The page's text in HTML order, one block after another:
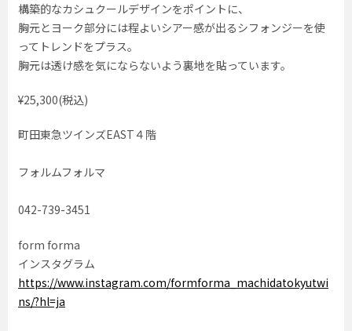
構築的なカシュクールデザインをポイントに、
胸元とヨーク部分には程よいシアー感が出るシフォンジーを使
ってトレンドをプラス。
胸元は透け感を気にならないよう裏地を貼っています。
¥25,300(税込)
町田東急ツインズEAST４階
フォルムフォルマ
042-739-3451
form forma
インスタグラム
https://www.instagram.com/formforma_machidatokyutwi
ns/?hl=ja